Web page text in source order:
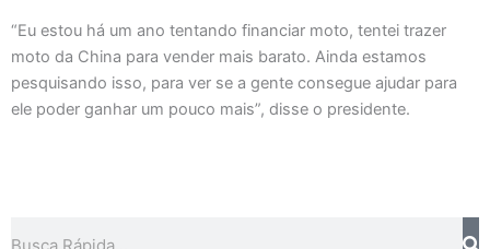
“Eu estou há um ano tentando financiar moto, tentei trazer
moto da China para vender mais barato. Ainda estamos
pesquisando isso, para ver se a gente consegue ajudar para
ele poder ganhar um pouco mais”, disse o presidente.